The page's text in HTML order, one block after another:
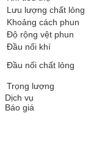
Lưu lượng chất lỏng
Khoảng cách phun
Độ rộng vệt phun
Đầu nối khí
Đầu nối chất lỏng
Trọng lượng
Dịch vụ
Báo giá